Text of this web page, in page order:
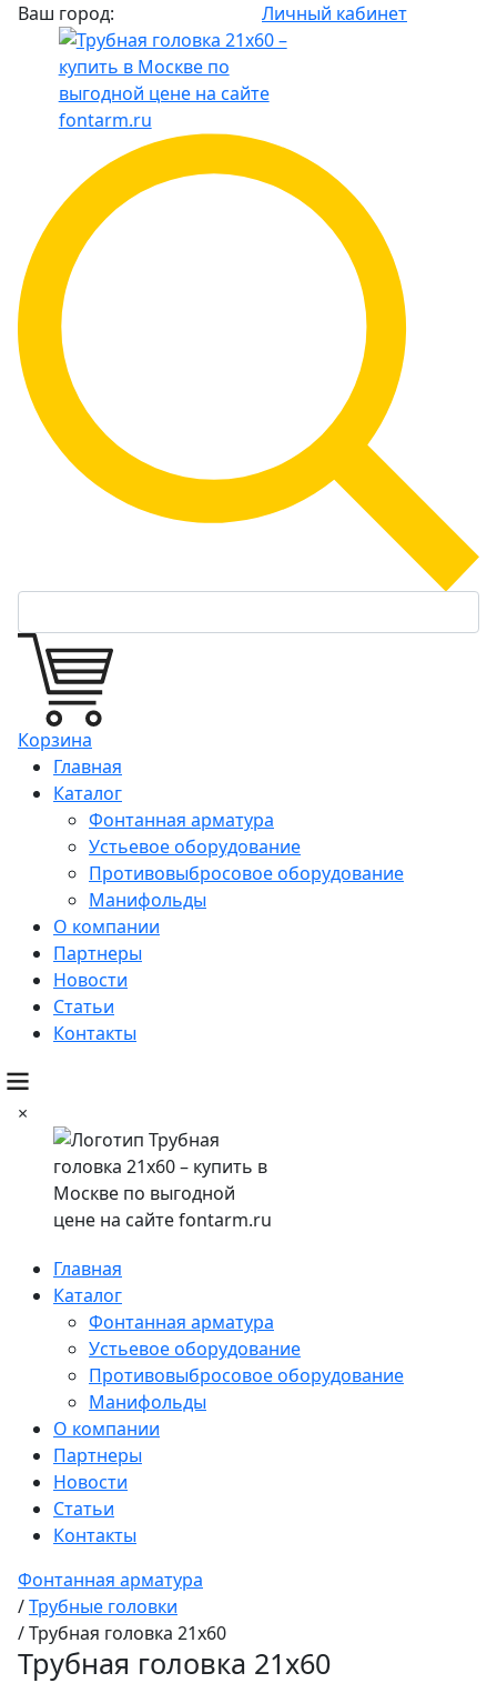
Ваш город: Личный кабинет
Корзина
Главная
Каталог
Фонтанная арматура
Устьевое оборудование
Противовыбросовое оборудование
Манифольды
О компании
Партнеры
Новости
Статьи
Контакты
×
Главная
Каталог
Фонтанная арматура
Устьевое оборудование
Противовыбросовое оборудование
Манифольды
О компании
Партнеры
Новости
Статьи
Контакты
Фонтанная арматура
/Трубные головки
/Трубная головка 21x60
Трубная головка 21x60